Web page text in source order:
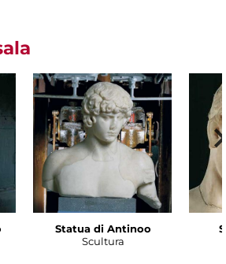
Statua di Antinoo
Scultura